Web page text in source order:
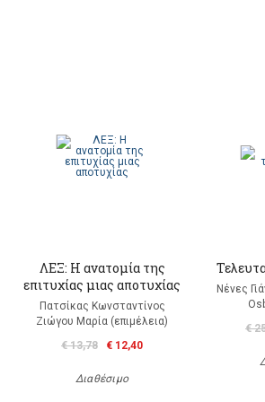
ΛΕΞ: Η ανατομία της
επιτυχίας μιας αποτυχίας
Πατσίκας Κωνσταντίνος
Ζιώγου Μαρία (επιμέλεια)
€ 13,78
€ 12,40
Διαθέσιμο
Νένες
€